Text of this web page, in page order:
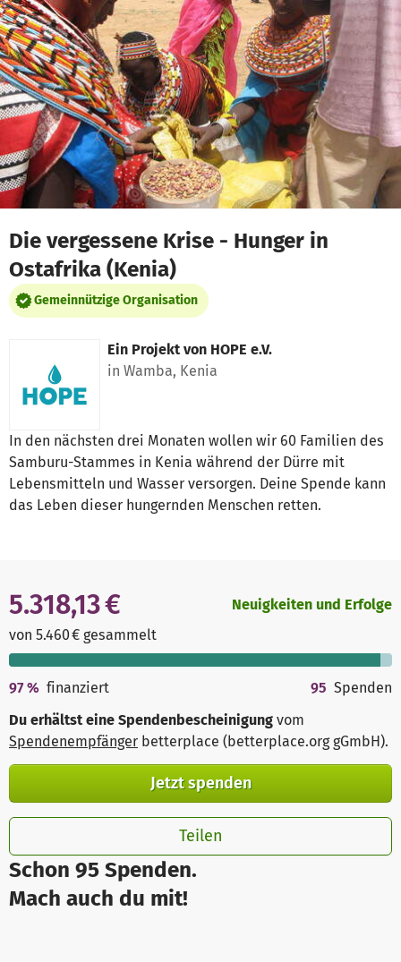
Zum Hauptinhalt springen
Erklärung zur Barrierefreiheit anzeigen
Die vergessene Krise - Hunger in
Ostafrika (Kenia)
Gemeinnützige Organisation
Ein Projekt von HOPE e.V.
in Wamba, Kenia
In den nächsten drei Monaten wollen wir 60 Familien des
Samburu-Stammes in Kenia während der Dürre mit
Lebensmitteln und Wasser versorgen. Deine Spende kann
das Leben dieser hungernden Menschen retten.
Schon 95 Spenden.
Mach auch du mit!
5.318,13 €
von 5.460 € gesammelt
Neuigkeiten und Erfolge
97% finanziert 95 Spenden
Du erhältst eine Spendenbescheinigung vom
Spendenempfänger betterplace (betterplace.org gGmbH).
Jetzt spenden
Teilen